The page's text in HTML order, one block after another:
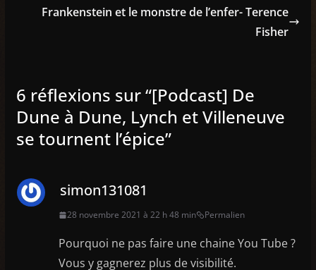
Frankenstein et le monstre de l’enfer- Terence
Fisher
6 réflexions sur “[Podcast] De
Dune à Dune, Lynch et Villeneuve
se tournent l’épice”
simon131081
28 novembre 2021 à 22 h 48 min Permalien
Pourquoi ne pas faire une chaine You Tube ?
Vous y gagnerez plus de visibilité.